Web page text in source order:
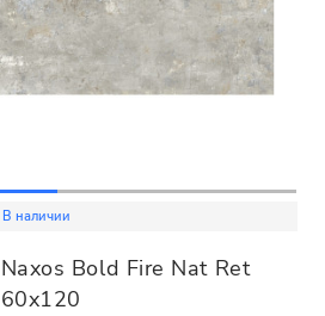
В наличии
Naxos Bold Fire Nat Ret
60x120